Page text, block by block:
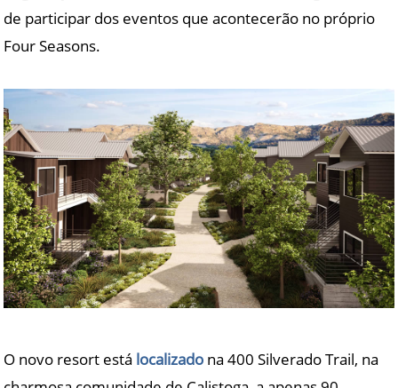
de participar dos eventos que acontecerão no próprio
Four Seasons.
O novo resort está localizado na 400 Silverado Trail, na